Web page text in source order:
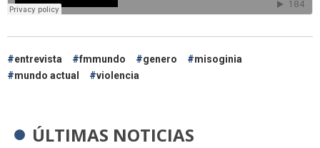
entrevista fmmundo genero
misoginia
mundo actual
violencia
ÚLTIMAS NOTICIAS